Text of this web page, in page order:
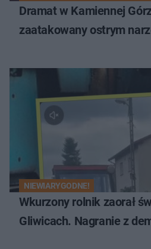
Dramat w Kamiennej
zaatakowany ostrym
NIEWIARYGODNE!
Wkurzony rolnik zaorał
Gliwicach. Nagranie z